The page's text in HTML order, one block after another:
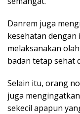
Danrem juga
kesehatan
melaksanakan
badan tetap sehat
Selain itu, orang
juga
sekecil apapun